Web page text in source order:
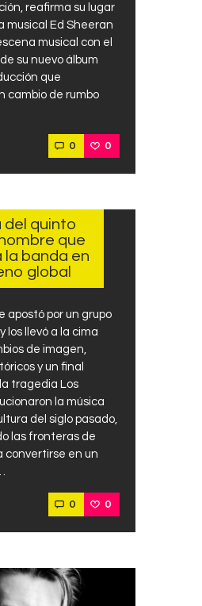
reafirma su lugar
musical Ed Sheeran
musical con el
su nuevo álbum
que
cambio de rumbo
0 0
del quinto
que
la banda en
global
apostó por un grupo
los llevó a la cima
de imagen,
y un final
tragedia Los
la música
del siglo pasado,
las fronteras de
convertirse en un
0 0